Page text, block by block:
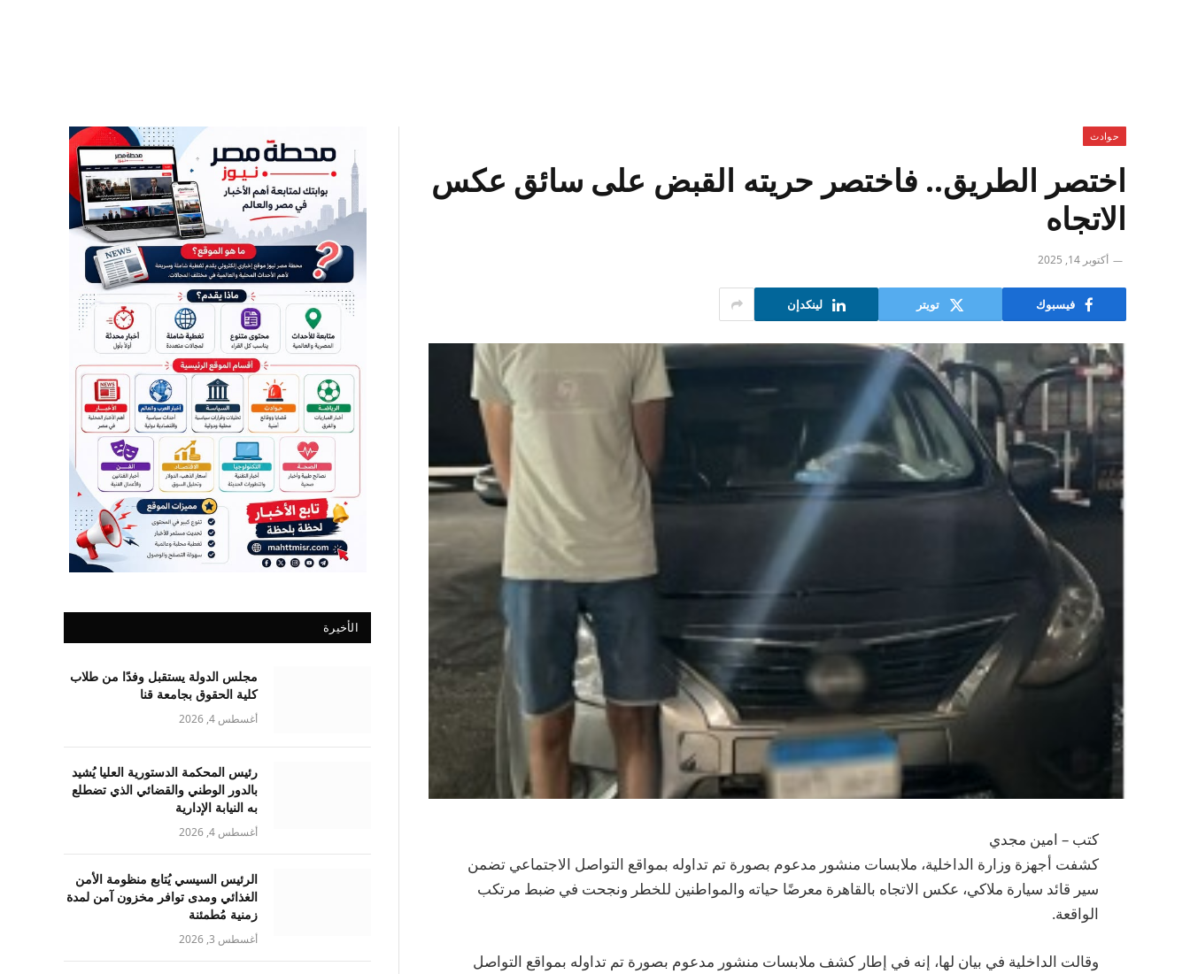
حوادث
اختصر الطريق.. فاختصر حريته القبض على سائق عكس
الاتجاه
أكتوبر 14, 2025
فيسبوك تويتر لينكدإن
كتب – امين مجدي
كشفت أجهزة وزارة الداخلية، ملابسات منشور مدعوم بصورة تم تداوله بمواقع التواصل الاجتماعي تضمن
سير قائد سيارة ملاكي، عكس الاتجاه بالقاهرة معرضًا حياته والمواطنين للخطر ونجحت في ضبط مرتكب
الواقعة.
وقالت الداخلية في بيان لها، إنه في إطار كشف ملابسات منشور مدعوم بصورة تم تداوله بمواقع التواصل
الأخيرة
مجلس الدولة يستقبل وفدًا من طلاب
كلية الحقوق بجامعة قنا
أغسطس 4, 2026
رئيس المحكمة الدستورية العليا يُشيد
بالدور الوطني والقضائي الذي تضطلع
به النيابة الإدارية
أغسطس 4, 2026
الرئيس السيسي يُتابع منظومة الأمن
الغذائي ومدى توافر مخزون آمن لمدة
زمنية مُطمئنة
أغسطس 3, 2026